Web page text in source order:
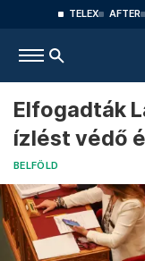
TELEX AFTER
Elfogadták
ízlést védő
BELFÖLD